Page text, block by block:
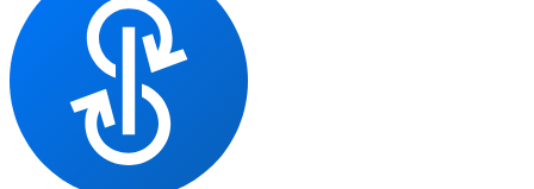
Ethereum
ETH